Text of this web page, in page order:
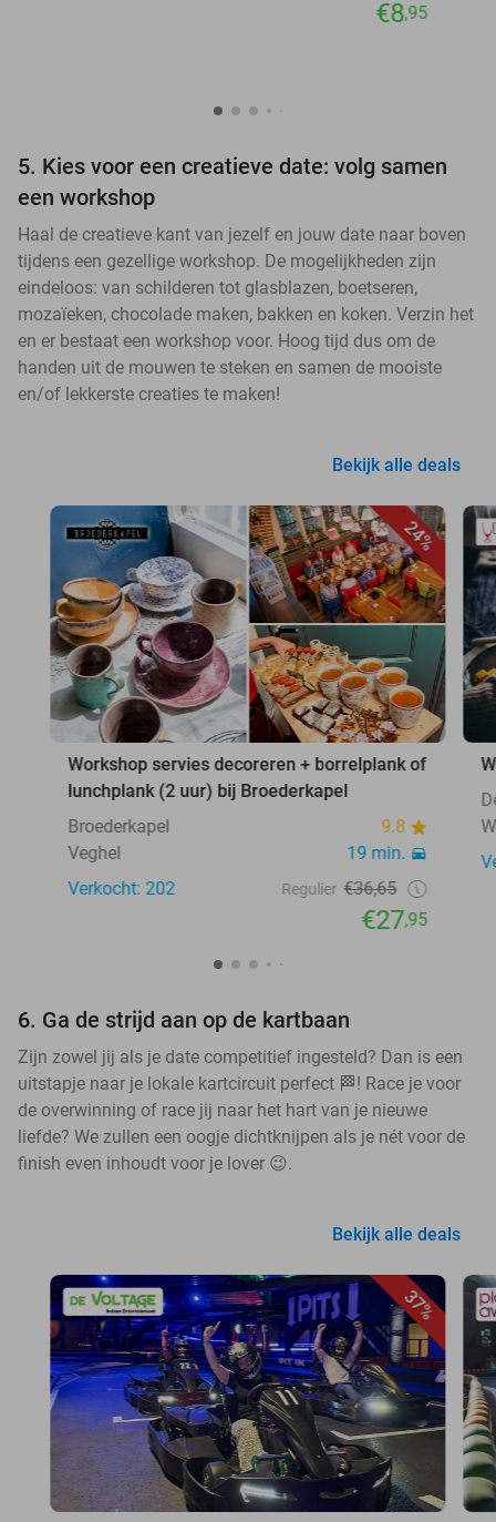
€8,95
5. Kies voor een creatieve date: volg samen
een workshop
Haal de creatieve kant van jezelf en jouw date naar boven
tijdens een gezellige workshop. De mogelijkheden zijn
eindeloos: van schilderen tot glasblazen, boetseren,
mozaïeken, chocolade maken, bakken en koken. Verzin het
en er bestaat een workshop voor. Hoog tijd dus om de
handen uit de mouwen te steken en samen de mooiste
en/of lekkerste creaties te maken!
Bekijk alle deals
24%
Workshop servies decoreren + borrelplank of
lunchplank (2 uur) bij Broederkapel
Broederkapel
9.8
Veghel
19 min.
Verkocht: 202
Regulier €36,65
€27,95
6. Ga de strijd aan op de kartbaan
Zijn zowel jij als je date competitief ingesteld? Dan is een
uitstapje naar je lokale kartcircuit perfect 🏁! Race je voor
de overwinning of race jij naar het hart van je nieuwe
liefde? We zullen een oogje dichtknijpen als je nét voor de
finish even inhoudt voor je lover 😉.
Bekijk alle deals
37%